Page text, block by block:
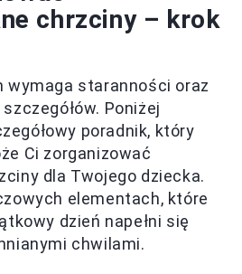
chrzciny – krok
wymaga staranności oraz
Poniżej
poradnik, który
Ci zorganizować
dla Twojego dziecka.
elementach, które
dzień napełni się
chwilami.